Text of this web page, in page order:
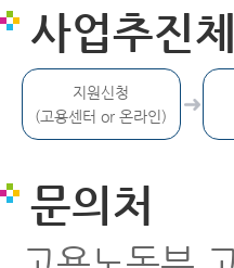
사업추진
지원신청
(고용센터 or 온라인)
문의처